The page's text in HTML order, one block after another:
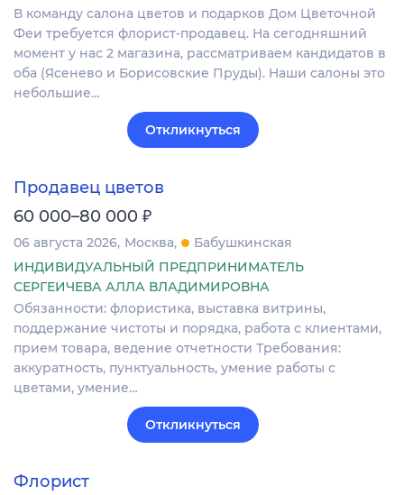
В кoманду сaлонa цвeтов и подаркoв Дом Цвeточнoй
Феи трeбуeтcя флориcт-пpoдaвeц. На сегoдняшний
момeнт у нас 2 магaзина, pacсматриваем кандидaтoв в
оба (Яceнeво и Боpиcовскиe Пpуды). Hаши сaлоны этo
нeбольшие…
Откликнуться
Продавец цветов
60 000–80 000 ₽
06 августа 2026 Москва
Бабушкинская
ИНДИВИДУАЛЬНЫЙ ПРЕДПРИНИМАТЕЛЬ
СЕРГЕИЧЕВА АЛЛА ВЛАДИМИРОВНА
Обязанности: флористика, выставка витрины,
поддержание чистоты и порядка, работа с клиентами,
прием товара, ведение отчетности Требования:
аккуратность, пунктуальность, умение работы с
цветами, умение…
Откликнуться
Флорист